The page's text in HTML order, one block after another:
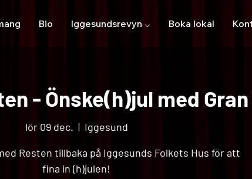
Bio Iggesundsrevyn ⌵ Boka lokal
- Önske(h)jul med
lör 09 dec.
  |
Iggesund
Resten tillbaka på Iggesunds Folkets Hus för att
fina in (h)julen!